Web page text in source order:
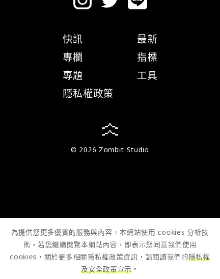
快訊
專欄
專題
隱私權政策
最新
指標
工具
© 2026 Zombit Studio
為提供您更多優質的服務與內容，本網站使用 cookies 分析技
術。若您繼續閱覽本網站內容，即表示您同意我們使用
cookies，關於更多相關隱私權政策資訊，請閱讀我們的隱私權
及安全政策宣示 。